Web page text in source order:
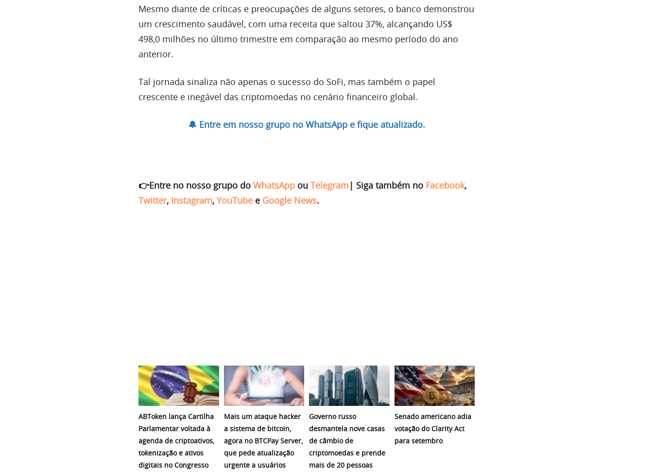
Mesmo diante de críticas e preocupações de alguns setores, o banco demonstrou
um crescimento saudável, com uma receita que saltou 37%, alcançando US$
498,0 milhões no último trimestre em comparação ao mesmo período do ano
anterior.
Tal jornada sinaliza não apenas o sucesso do SoFi, mas também o papel
crescente e inegável das criptomoedas no cenário financeiro global.
🔔 Entre em nosso grupo no WhatsApp e fique atualizado.
👉Entre no nosso grupo do WhatsApp ou Telegram | Siga também no Facebook,
Twitter, Instagram, YouTube e Google News.
ABToken lança Cartilha
Parlamentar voltada à
agenda de criptoativos,
tokenização e ativos
digitais no Congresso
Mais um ataque hacker
a sistema de bitcoin,
agora no BTCPay Server,
que pede atualização
urgente a usuários
Governo russo
desmantela nove casas
de câmbio de
criptomoedas e prende
mais de 20 pessoas
Senado americano adia
votação do Clarity Act
para setembro